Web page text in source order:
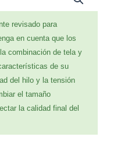
revisado para
en cuenta que los
combinación de tela y
de su
del hilo y la tensión
el tamaño
la calidad final del